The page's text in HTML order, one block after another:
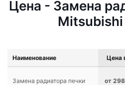
Цена - Замена
Mitsubishi
Наименование Цена
Замена радиатора печки от